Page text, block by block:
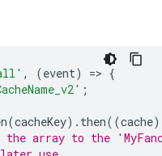
, (event) => {
;
(cacheKey). then((cache)
array to the